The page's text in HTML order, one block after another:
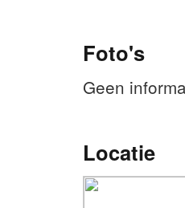
Foto's
Geen
Locatie